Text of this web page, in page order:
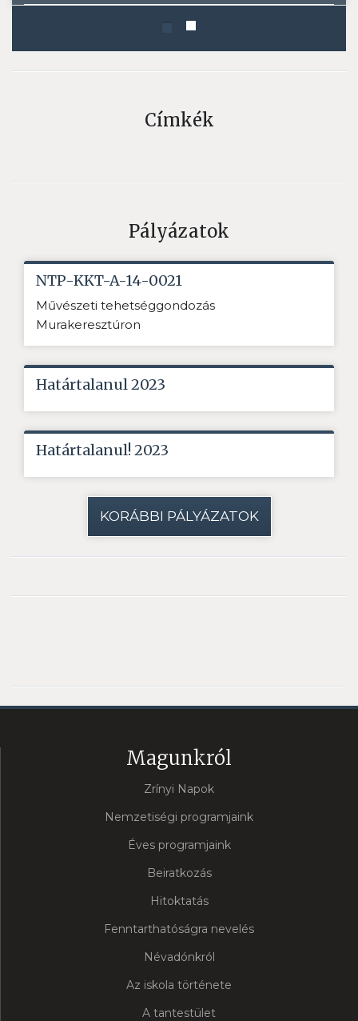
Címkék
Pályázatok
NTP-KKT-A-14-0021
Művészeti tehetséggondozás
Murakeresztúron
Határtalanul 2023
Határtalanul! 2023
KORÁBBI PÁLYÁZATOK
Magunkról
Zrínyi Napok
Nemzetiségi programjaink
Éves programjaink
Beiratkozás
Hitoktatás
Fenntarthatóságra nevelés
Névadónkról
Az iskola története
A tantestület